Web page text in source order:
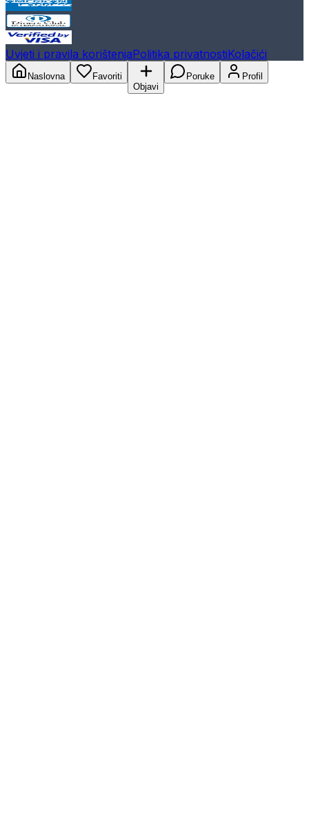
Uvjeti i pravila korištenjaPolitika privatnostiKolačići
Naslovna
Favoriti
Objavi
Poruke Profil